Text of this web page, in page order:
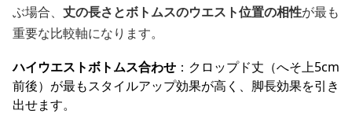
ぶ場合、 丈の長さとボトムスのウエスト位置の相性が最も
重要な比較軸になります。
ハイウエストボトムス合わせ ：クロップド丈（へそ上5cm
前後）が最もスタイルアップ効果が高く、脚長効果を引き
出せます。